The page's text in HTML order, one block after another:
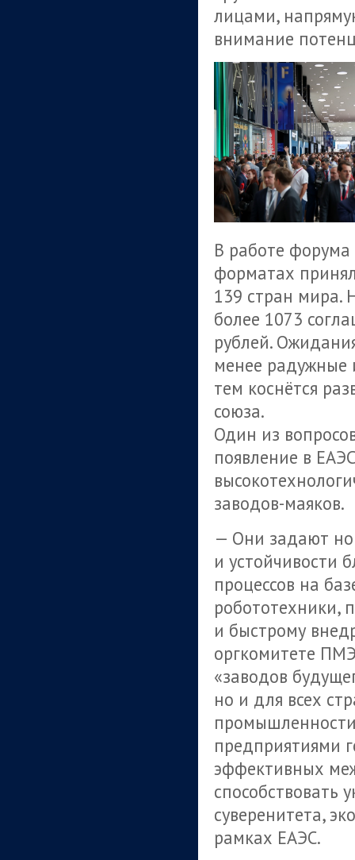
лицами,
внимание
В работе
форматах
139 стран
более 1073
рублей.
менее радужные
тем коснётся
союза.
Один из
появление в
заводов-маяков.
— Они задают
и устойчивости
процессов на
робототехники,
и быстрому
оргкомитете
«заводов
но и для всех
предприятиями
эффективных
способствовать
суверенитета,
рамках ЕАЭС.